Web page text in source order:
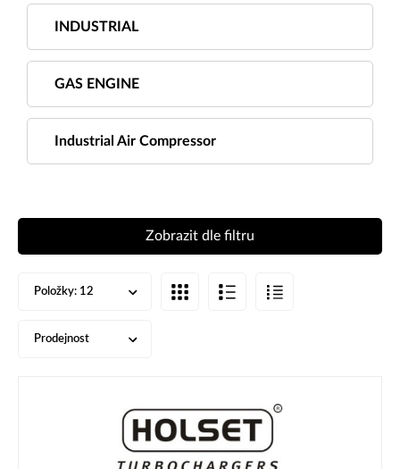
INDUSTRIAL
GAS ENGINE
Industrial Air Compressor
Zobrazit dle filtru
Položky: 12
Prodejnost